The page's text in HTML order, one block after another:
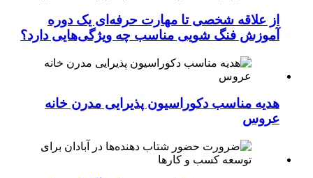
از علاقه شخصی تا مهارت حرفه‌ای یک دوره
آموزش فنگ شویی مناسب چه ویژگی‌هایی دارد؟
هدیه مناسب دکوراسیون پذیرایی مدرن خانه
عروس